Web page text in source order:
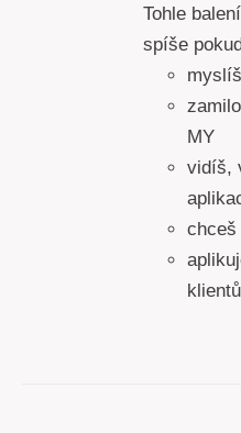
Tohle
spíše
MY
vidíš,